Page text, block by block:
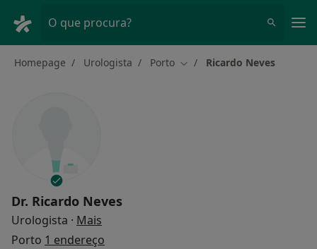
O que procura?
Homepage Urologista Porto Mudar de cidade
Ricardo Neves
Dr. Ricardo Neves
Urologista · Mais
Porto 1 endereço